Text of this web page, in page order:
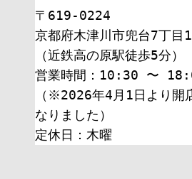
〒619-0224
京都府木津川市兜台7丁目
（近鉄高の原駅徒歩5分）
営業時間：10:30 〜
（※2026年4月1日より開
なりました）
定休日：木曜